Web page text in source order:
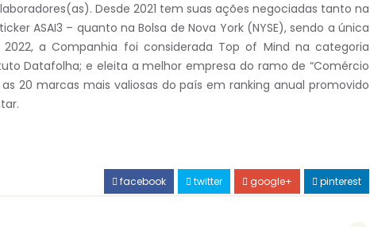
Desde 2021 tem suas ações negociadas tanto na
ASAI3 – quanto na Bolsa de Nova York (NYSE), sendo a única
a Companhia foi considerada Top of Mind na categoria
Datafolha; e eleita a melhor empresa do ramo de “Comércio
as 20 marcas mais valiosas do país em ranking anual promovido
facebook twitter google+ pinterest